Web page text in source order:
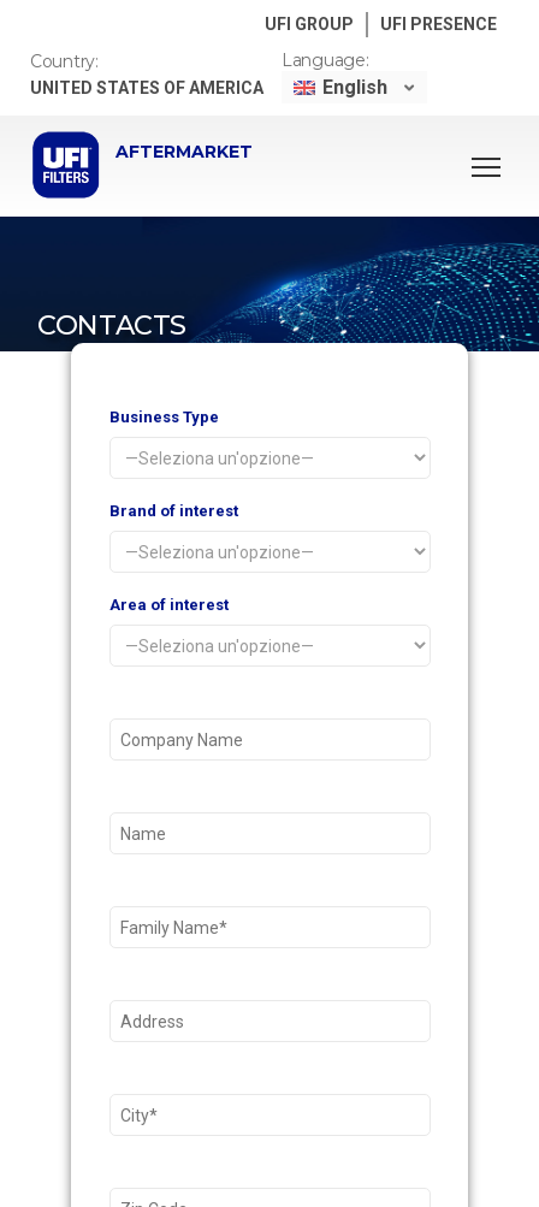
UFI GROUP UFI PRESENCE
Country:
UNITED STATES OF AMERICA
Language:
English
AFTERMARKET
CONTACTS
Business Type
Brand of interest
Area of interest